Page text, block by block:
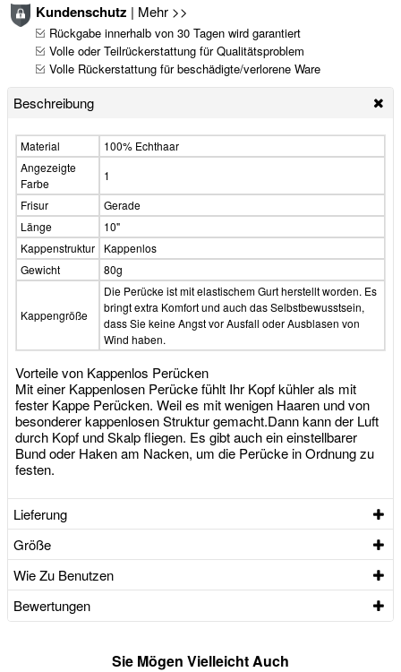
Kundenschutz | Mehr >>
Rückgabe innerhalb von 30 Tagen wird garantiert
Volle oder Teilrückerstattung für Qualitätsproblem
Volle Rückerstattung für beschädigte/verlorene Ware
Beschreibung
Material
100% Echthaar
Angezeigte
Farbe
1
Frisur
Gerade
Länge
10"
Kappenstruktur
Kappenlos
Gewicht
80g
Kappengröße
Die Perücke ist mit elastischem Gurt herstellt worden. Es
bringt extra Komfort und auch das Selbstbewusstsein,
dass Sie keine Angst vor Ausfall oder Ausblasen von
Wind haben.
Vorteile von Kappenlos Perücken
Mit einer Kappenlosen Perücke fühlt Ihr Kopf kühler als mit
fester Kappe Perücken. Weil es mit wenigen Haaren und von
besonderer kappenlosen Struktur gemacht.Dann kann der Luft
durch Kopf und Skalp fliegen. Es gibt auch ein einstellbarer
Bund oder Haken am Nacken, um die Perücke in Ordnung zu
festen.
Lieferung
Größe
Wie Zu Benutzen
Bewertungen
Sie Mögen Vielleicht Auch